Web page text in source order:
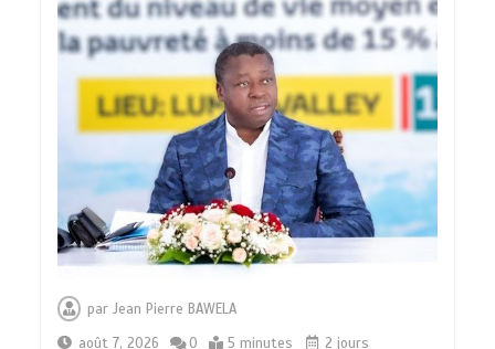
parJean Pierre BAWELA
août 7, 2026
0 5 minutes 2 jours